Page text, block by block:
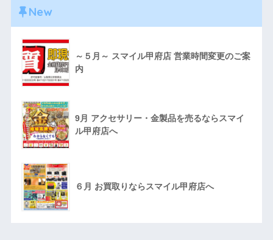
New
～５月～ スマイル甲府店 営業時間変更のご案
内
9月 アクセサリー・金製品を売るならスマイ
ル甲府店へ
６月 お買取りならスマイル甲府店へ